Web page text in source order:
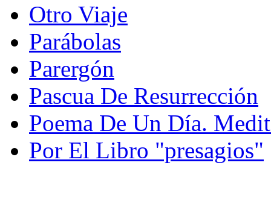
Otro Viaje
Parábolas
Parergón
Pascua De Resurrección
Poema De Un Día.
Por El Libro "presagios"